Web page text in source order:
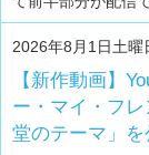
2026年8月1日土曜
【新作動画】
ー・マイ・フ
堂のテーマ」を